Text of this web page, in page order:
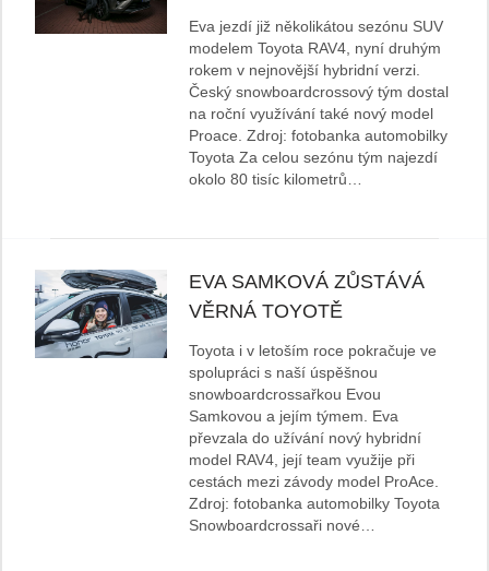
Eva jezdí již několikátou sezónu SUV
modelem Toyota RAV4, nyní druhým
rokem v nejnovější hybridní verzi.
Český snowboardcrossový tým dostal
na roční využívání také nový model
Proace. Zdroj: fotobanka automobilky
Toyota Za celou sezónu tým najezdí
okolo 80 tisíc kilometrů…
EVA SAMKOVÁ ZŮSTÁVÁ
VĚRNÁ TOYOTĚ
Toyota i v letoším roce pokračuje ve
spolupráci s naší úspěšnou
snowboardcrossařkou Evou
Samkovou a jejím týmem. Eva
převzala do užívání nový hybridní
model RAV4, její team využije při
cestách mezi závody model ProAce.
Zdroj: fotobanka automobilky Toyota
Snowboardcrossaři nové…